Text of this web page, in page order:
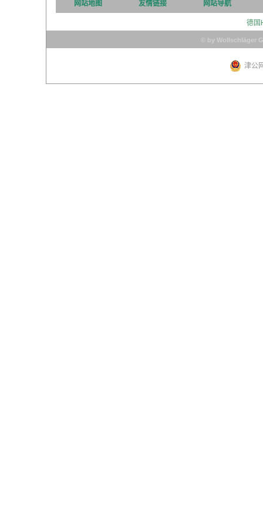
网站地图 友情链接 网站导航
德国
© by Wollschläger
津公